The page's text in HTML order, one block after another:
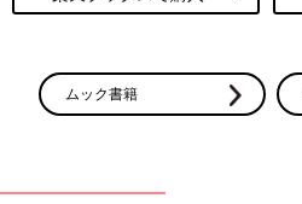
ムック書籍